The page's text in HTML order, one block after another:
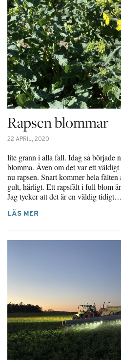
Rapsen blommar
22 APRIL, 2020
lite grann i alla fall. Idag så började
blomma. Även om det var ett väldigt
nu rapsen. Snart kommer hela
gult, härligt. Ett rapsfält i full blom
Jag tycker att det är en väldig tidigt…
LÄS MER